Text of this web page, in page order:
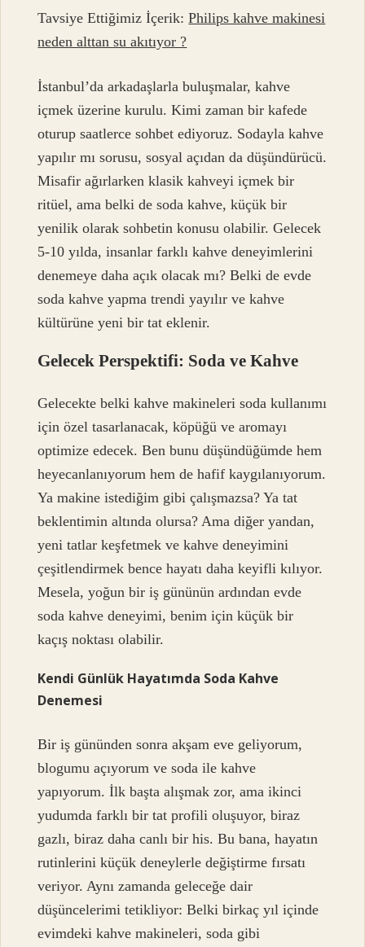
Tavsiye Ettiğimiz İçerik:Philips kahve makinesi
neden alttan su akıtıyor ?
İstanbul’da arkadaşlarla buluşmalar, kahve
içmek üzerine kurulu. Kimi zaman bir kafede
oturup saatlerce sohbet ediyoruz. Sodayla kahve
yapılır mı sorusu, sosyal açıdan da düşündürücü.
Misafir ağırlarken klasik kahveyi içmek bir
ritüel, ama belki de soda kahve, küçük bir
yenilik olarak sohbetin konusu olabilir. Gelecek
5-10 yılda, insanlar farklı kahve deneyimlerini
denemeye daha açık olacak mı? Belki de evde
soda kahve yapma trendi yayılır ve kahve
kültürüne yeni bir tat eklenir.
Gelecek Perspektifi: Soda ve Kahve
Gelecekte belki kahve makineleri soda kullanımı
için özel tasarlanacak, köpüğü ve aromayı
optimize edecek. Ben bunu düşündüğümde hem
heyecanlanıyorum hem de hafif kaygılanıyorum.
Ya makine istediğim gibi çalışmazsa? Ya tat
beklentimin altında olursa? Ama diğer yandan,
yeni tatlar keşfetmek ve kahve deneyimini
çeşitlendirmek bence hayatı daha keyifli kılıyor.
Mesela, yoğun bir iş gününün ardından evde
soda kahve deneyimi, benim için küçük bir
kaçış noktası olabilir.
Kendi Günlük Hayatımda Soda Kahve
Denemesi
Bir iş gününden sonra akşam eve geliyorum,
blogumu açıyorum ve soda ile kahve
yapıyorum. İlk başta alışmak zor, ama ikinci
yudumda farklı bir tat profili oluşuyor, biraz
gazlı, biraz daha canlı bir his. Bu bana, hayatın
rutinlerini küçük deneylerle değiştirme fırsatı
veriyor. Aynı zamanda geleceğe dair
düşüncelerimi tetikliyor: Belki birkaç yıl içinde
evimdeki kahve makineleri, soda gibi